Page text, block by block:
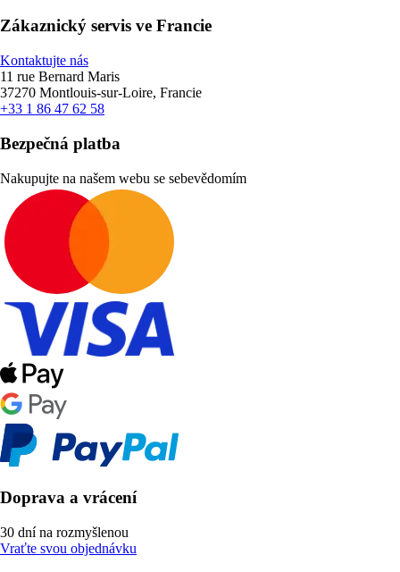
Zákaznický servis ve Francie
Kontaktujte nás
11 rue Bernard Maris
37270 Montlouis-sur-Loire, Francie
+33 1 86 47 62 58
Bezpečná platba
Nakupujte na našem webu se sebevědomím
Doprava a vrácení
30 dní na rozmyšlenou
Vraťte svou objednávku